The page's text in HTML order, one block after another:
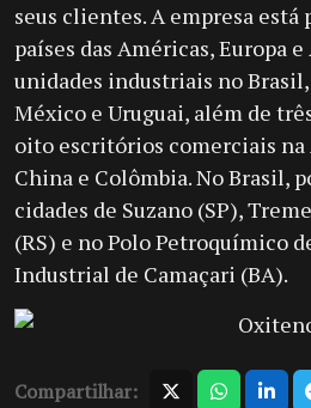
seus clientes. A empresa
países das Américas, Europa
unidades industriais no
México e Uruguai, além de
oito escritórios comerciais
China e Colômbia. No Brasil,
cidades de Suzano (SP),
(RS) e no Polo Petroquímico
Industrial de Camaçari (BA).
Compartilhar: